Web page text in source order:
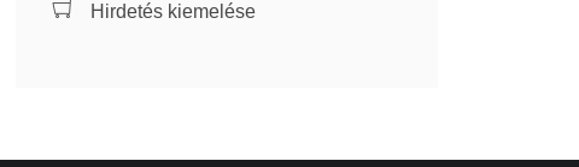
Hirdetés kiemelése